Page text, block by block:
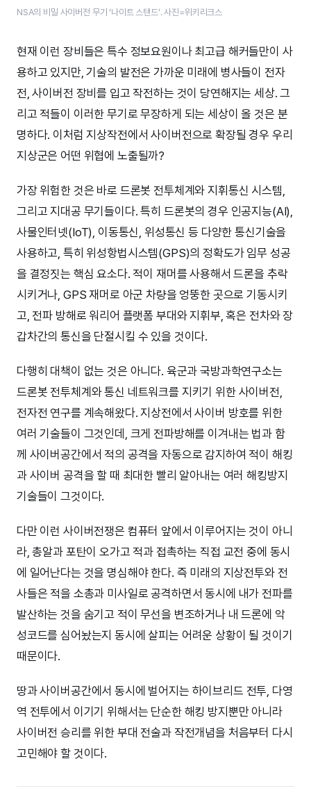
NSA의 비밀 사이버전 무기 ‘나이트 스탠드’. 사진=위키리크스
현재 이런 장비들은 특수 정보요원이나 최고급 해커들만이 사
용하고 있지만, 기술의 발전은 가까운 미래에 병사들이 전자
전, 사이버전 장비를 입고 작전하는 것이 당연해지는 세상. 그
리고 적들이 이러한 무기로 무장하게 되는 세상이 올 것은 분
명하다. 이처럼 지상작전에서 사이버전으로 확장될 경우 우리
지상군은 어떤 위협에 노출될까?
가장 위험한 것은 바로 드론봇 전투체계와 지휘통신 시스템,
그리고 지대공 무기들이다. 특히 드론봇의 경우 인공지능(AI),
사물인터넷(IoT), 이동통신, 위성통신 등 다양한 통신기술을
사용하고, 특히 위성항법시스템(GPS)의 정확도가 임무 성공
을 결정짓는 핵심 요소다. 적이 재머를 사용해서 드론을 추락
시키거나, GPS 재머로 아군 차량을 엉뚱한 곳으로 기동시키
고, 전파 방해로 워리어 플랫폼 부대와 지휘부, 혹은 전차와 장
갑차간의 통신을 단절시킬 수 있을 것이다.
다행히 대책이 없는 것은 아니다. 육군과 국방과학연구소는
드론봇 전투체계와 통신 네트워크를 지키기 위한 사이버전,
전자전 연구를 계속해왔다. 지상전에서 사이버 방호를 위한
여러 기술들이 그것인데, 크게 전파방해를 이겨내는 법과 함
께 사이버공간에서 적의 공격을 자동으로 감지하여 적이 해킹
과 사이버 공격을 할 때 최대한 빨리 알아내는 여러 해킹방지
기술들이 그것이다.
다만 이런 사이버전쟁은 컴퓨터 앞에서 이루어지는 것이 아니
라, 총알과 포탄이 오가고 적과 접촉하는 직접 교전 중에 동시
에 일어난다는 것을 명심해야 한다. 즉 미래의 지상전투와 전
사들은 적을 소총과 미사일로 공격하면서 동시에 내가 전파를
발산하는 것을 숨기고 적이 무선을 변조하거나 내 드론에 악
성코드를 심어놨는지 동시에 살피는 어려운 상황이 될 것이기
때문이다.
땅과 사이버공간에서 동시에 벌어지는 하이브리드 전투, 다영
역 전투에서 이기기 위해서는 단순한 해킹 방지뿐만 아니라
사이버전 승리를 위한 부대 전술과 작전개념을 처음부터 다시
고민해야 할 것이다.